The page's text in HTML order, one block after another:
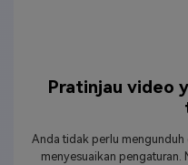
Pratinjau video
Anda tidak perlu
menyesuaikan